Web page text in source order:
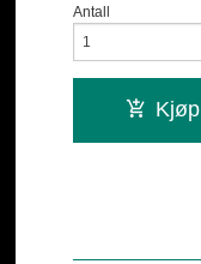
Antall
Kjøp